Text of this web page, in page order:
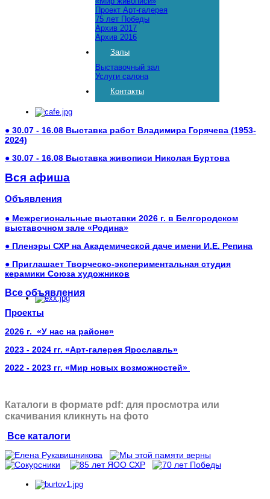
Проект Арт-галерея
75 лет Победы
Архив 2017
Архив 2016
Залы
Выставочный зал
Услуги салона
Контакты
● 30.07 - 16.08 Выставка работ Владимира Горячева (1953-
2024)
● 30.07 - 16.08 Выставка живописи Николая Буртова
Вся афиша
Объявления
● Межрегиональные выставки 2026 г. в Белгородском
выставочном зале «Родина»
● Пленэры СХР на Академической даче имени И.Е. Репина
● Приглашает Творческо-экспериментальная студия
керамики Союза художников
Все объявления
Проекты
2026 г. «У нас на районе»
2023 - 2024 гг. «Арт-галерея Ярославль»
2022 - 2023 гг. «Мир новых возможностей»
Каталоги в формате pdf: для просмотра или
скачивания кликнуть на фото
Все каталоги